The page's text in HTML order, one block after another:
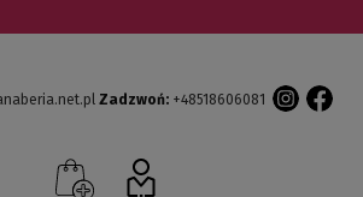
Zadzwoń: +48518606081